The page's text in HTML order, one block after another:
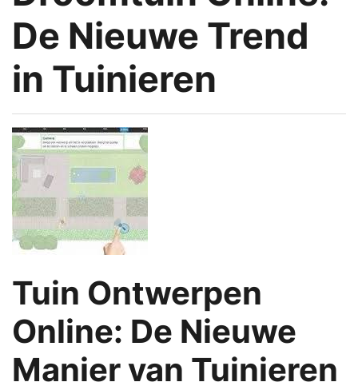
De Nieuwe Trend
in Tuinieren
Tuin Ontwerpen
Online: De Nieuwe
Manier van Tuinieren